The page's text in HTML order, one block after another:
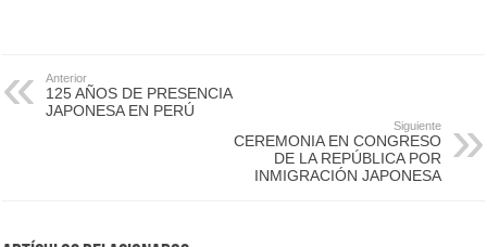
Anterior
125 AÑOS DE PRESENCIA
JAPONESA EN PERÚ
Siguiente
CEREMONIA EN CONGRESO
DE LA REPÚBLICA POR
INMIGRACIÓN JAPONESA